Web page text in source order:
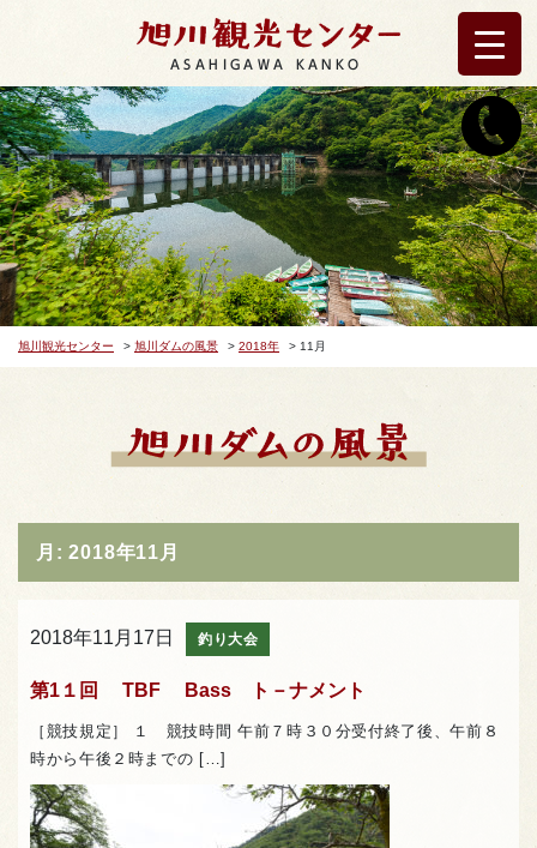
ASAHIGAWA KANKO
旭川観光センター > 旭川ダムの風景 > 2018年 > 11月
月:2018年11月
2018年11月17日 釣り大会
第1１回 TBF Bass ト－ナメント
［競技規定］ １ 競技時間 午前７時３０分受付終了後、午前８
時から午後２時までの […]